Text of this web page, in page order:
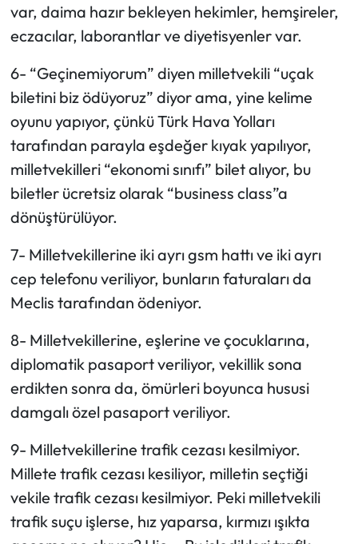
var, daima hazır bekleyen hekimler, hemşireler,
eczacılar, laborantlar ve diyetisyenler var.
6- “Geçinemiyorum” diyen milletvekili “uçak
biletini biz ödüyoruz” diyor ama, yine kelime
oyunu yapıyor, çünkü Türk Hava Yolları
tarafından parayla eşdeğer kıyak yapılıyor,
milletvekilleri “ekonomi sınıfı” bilet alıyor, bu
biletler ücretsiz olarak “business class”a
dönüştürülüyor.
7- Milletvekillerine iki ayrı gsm hattı ve iki ayrı
cep telefonu veriliyor, bunların faturaları da
Meclis tarafından ödeniyor.
8- Milletvekillerine, eşlerine ve çocuklarına,
diplomatik pasaport veriliyor, vekillik sona
erdikten sonra da, ömürleri boyunca hususi
damgalı özel pasaport veriliyor.
9- Milletvekillerine trafik cezası kesilmiyor.
Millete trafik cezası kesiliyor, milletin seçtiği
vekile trafik cezası kesilmiyor. Peki milletvekili
trafik suçu işlerse, hız yaparsa, kırmızı ışıkta